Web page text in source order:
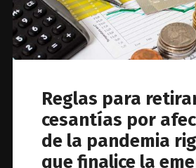
Reglas para
cesantías por
de la pandemia
que finalice la